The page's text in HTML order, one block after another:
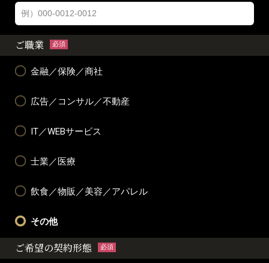
ご職業 必須
金融／保険／商社
広告／コンサル／不動産
IT／WEBサービス
士業／医療
飲食／物販／美容／アパレル
その他
ご希望の契約形態 必須